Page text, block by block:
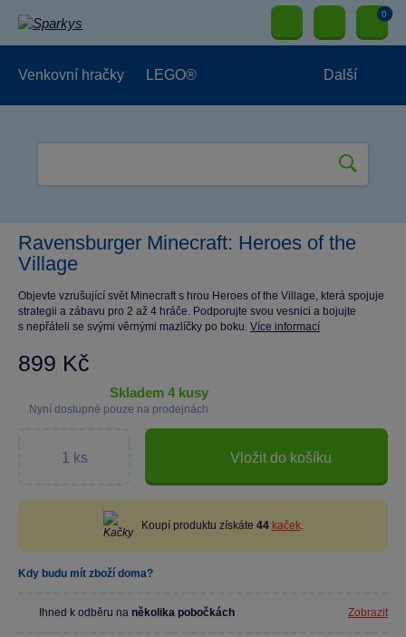
0
Venkovní hračky LEGO® Další
Ravensburger Minecraft: Heroes of the
Village
Objevte vzrušující svět Minecraft s hrou Heroes of the Village, která spojuje
strategii a zábavu pro 2 až 4 hráče. Podporujte svou vesnici a bojujte
s nepřáteli se svými věrnými mazlíčky po boku. Více informací
899 Kč
skladem 4 kusy
Nyní dostupné pouze na prodejnách
Vložit do košíku
Koupí produktu získáte 44 kaček.
Kdy budu mít zboží doma?
Ihned k odběru na několika pobočkách Zobrazit